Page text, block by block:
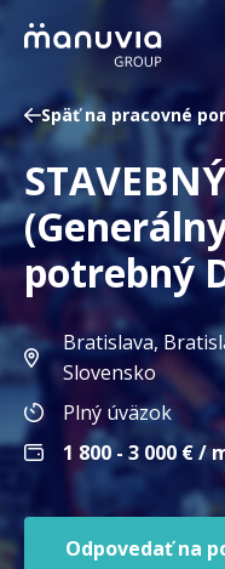
Poradňa a
Pre firmy a
O nás
Slovenčina
Jazyk
Slovensko
Krajina/región
Späť na pracovné
potrebný
Bratislava,
Slovensko
Plný úväzok
1 800 - 3 000 € /
Odpovedať na